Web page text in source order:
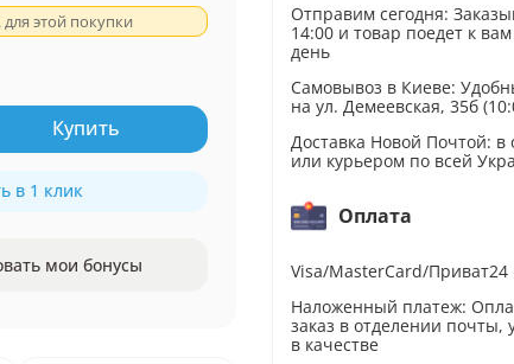
для этой покупки
Купить
в 1 клик
мои бонусы
Отправим сегодня:
14:00 и товар поедет к
день
Самовывоз в Киеве:
на ул. Демеевская, 35б
Доставка Новой Почтой: в
или курьером по всей
Оплата
Visa/MasterCard/Приват24
Наложенный платеж:
заказ в отделении почты,
в качестве